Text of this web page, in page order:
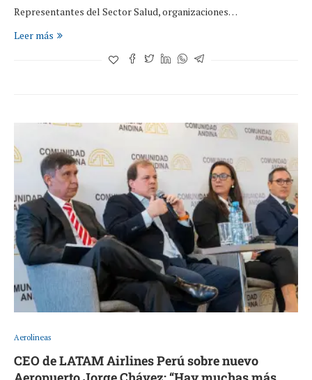
Representantes del Sector Salud, organizaciones…
Leer más
Aerolineas
CEO de LATAM Airlines Perú sobre nuevo